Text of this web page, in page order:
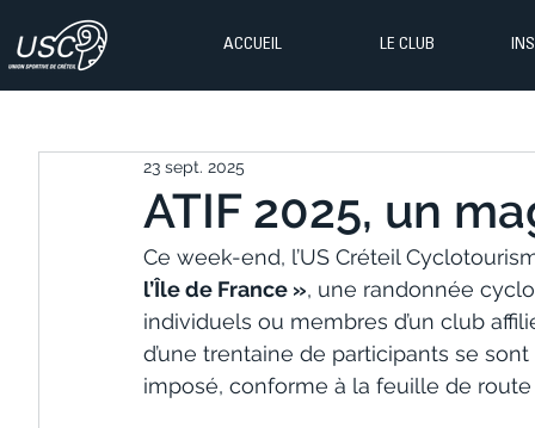
ACCUEIL LE CLUB
ATIF 2025, un
23 sept. 2025
Ce week-end, l’US Créteil
l’Île de France », une randonnée
individuels ou membres d’un club
d’une trentaine de participants se
imposé, conforme à la feuille de